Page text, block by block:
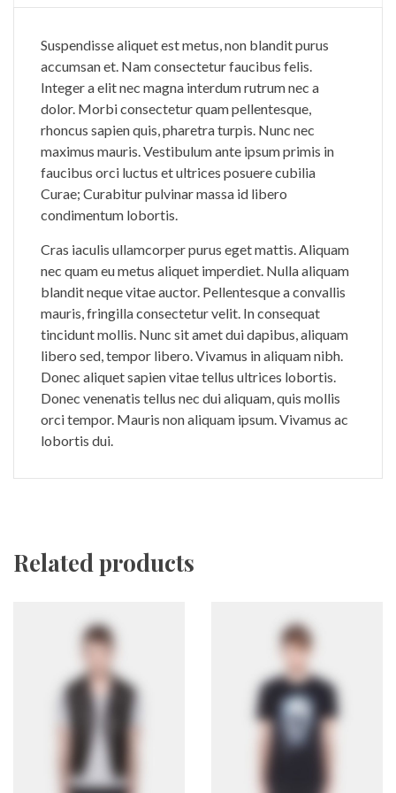
Suspendisse aliquet est metus, non blandit purus
accumsan et. Nam consectetur faucibus felis.
Integer a elit nec magna interdum rutrum nec a
dolor. Morbi consectetur quam pellentesque,
rhoncus sapien quis, pharetra turpis. Nunc nec
maximus mauris. Vestibulum ante ipsum primis in
faucibus orci luctus et ultrices posuere cubilia
Curae; Curabitur pulvinar massa id libero
condimentum lobortis.
Cras iaculis ullamcorper purus eget mattis. Aliquam
nec quam eu metus aliquet imperdiet. Nulla aliquam
blandit neque vitae auctor. Pellentesque a convallis
mauris, fringilla consectetur velit. In consequat
tincidunt mollis. Nunc sit amet dui dapibus, aliquam
libero sed, tempor libero. Vivamus in aliquam nibh.
Donec aliquet sapien vitae tellus ultrices lobortis.
Donec venenatis tellus nec dui aliquam, quis mollis
orci tempor. Mauris non aliquam ipsum. Vivamus ac
lobortis dui.
Related products